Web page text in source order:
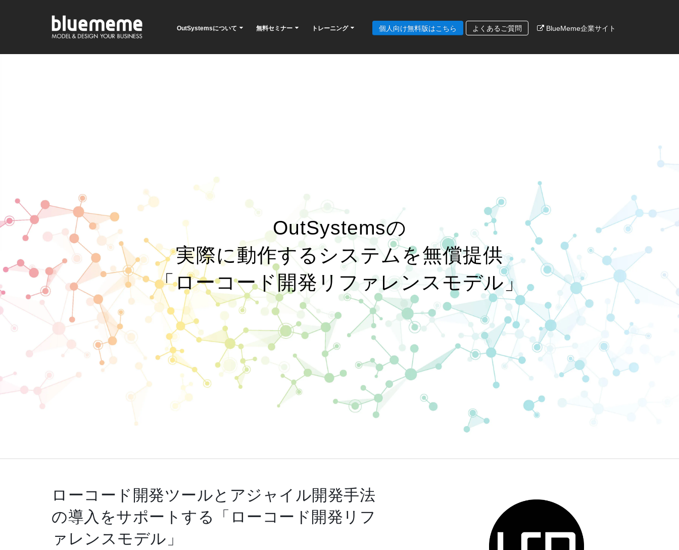
個人向け無料版はこちら よくあるご質問 BlueMeme企業サイト
OutSystemsについて 無料セミナー トレーニング
OutSystemsの
実際に動作するシステムを無償提供
「ローコード開発リファレンスモデル」
ローコード開発ツールとアジャイル開発手法
の導入をサポートする「ローコード開発リフ
ァレンスモデル」